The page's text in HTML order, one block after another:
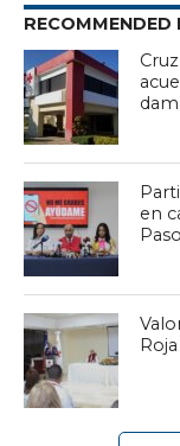
RECOMMENDED
en
Roja